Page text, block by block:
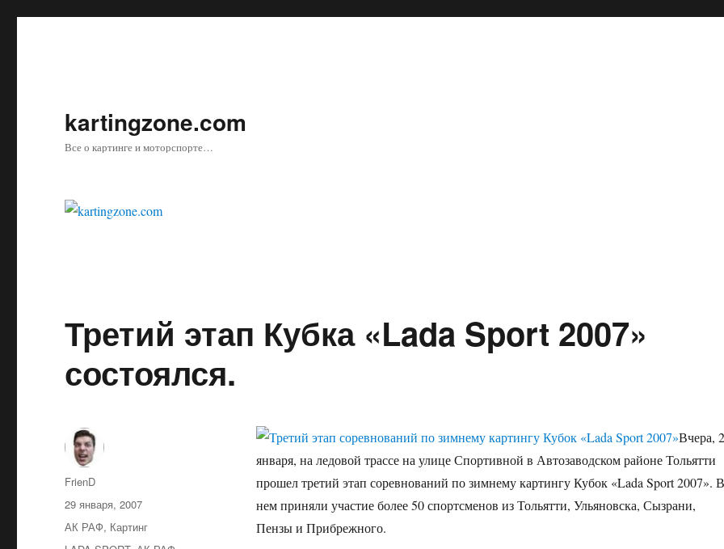
kartingzone.com
Все о картинге и моторспорте…
Третий этап Кубка «Lada Sport 2007»
состоялся.
Вчера,
января, на ледовой трассе на улице Спортивной в Автозаводском районе Тольятти
прошел третий этап соревнований по зимнему картингу Кубок «Lada Sport 2007». В
нем приняли участие более 50 спортсменов из Тольятти, Ульяновска, Сызрани,
Пензы и Прибрежного.
Автор
FrienD
Опубликовано
29 января, 2007
Рубрики
АК РАФ, Картинг